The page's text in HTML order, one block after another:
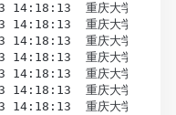
14:18:13  重庆大
14:18:13  重庆大
14:18:13  重庆大
14:18:13  重庆大
14:18:13  重庆大
14:18:13  重庆大
14:18:13  重庆大